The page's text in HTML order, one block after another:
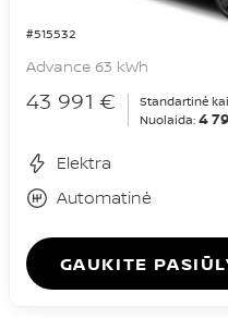
#515532
Advance 63 kWh
43 991 € Standartinė
Nuolaida: 4
Elektra
Automatinė
GAUKITE